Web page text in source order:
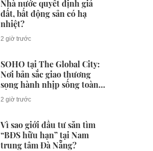
Nhà nước quyết định giá
đất, bất động sản có hạ
nhiệt?
2 giờ trước
SOHO tại The Global City:
Nơi bản sắc giao thương
song hành nhịp sống toàn
cầu
2 giờ trước
Vì sao giới đầu tư săn tìm
“BĐS hữu hạn” tại Nam
trung tâm Đà Nẵng?